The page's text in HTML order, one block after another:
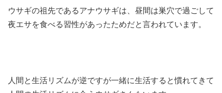
ウサギの祖先であるアナウサギは、昼間は巣穴で過ごして
夜エサを食べる習性があったためだと言われています。
人間と生活リズムが逆ですが一緒に生活すると慣れてきて